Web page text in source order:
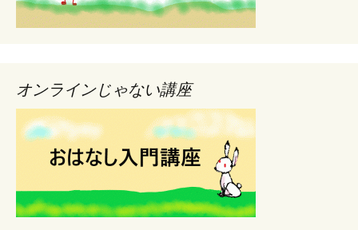
オンラインじゃない講座